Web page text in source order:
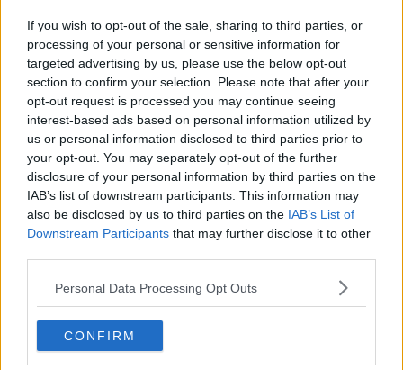
If you wish to opt-out of the sale, sharing to third parties, or
processing of your personal or sensitive information for
targeted advertising by us, please use the below opt-out
section to confirm your selection. Please note that after your
opt-out request is processed you may continue seeing
interest-based ads based on personal information utilized by
us or personal information disclosed to third parties prior to
your opt-out. You may separately opt-out of the further
disclosure of your personal information by third parties on the
IAB’s list of downstream participants. This information may
also be disclosed by us to third parties on the IAB’s List of
Downstream Participants that may further disclose it to other
Personal Data Processing Opt Outs
CONFIRM
Schreiben Sie einen Kommentar
SENDEN